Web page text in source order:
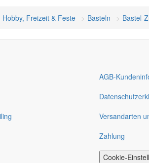
Hobby, Freizeit & Feste Basteln Bastel-
AGB-
Versandarten
Zahlung
Cookie-